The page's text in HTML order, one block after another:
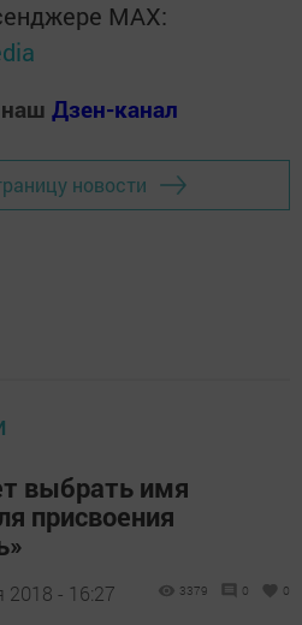
MАХ:
Дзен-канал
новости
выбрать имя
присвоения
2018 - 16:27 3379 0 0